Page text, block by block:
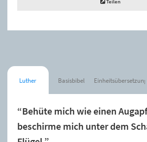
Luther Basisbibel Einheitsübersetzung
“Behüte mich wie einen
beschirme mich unter dem